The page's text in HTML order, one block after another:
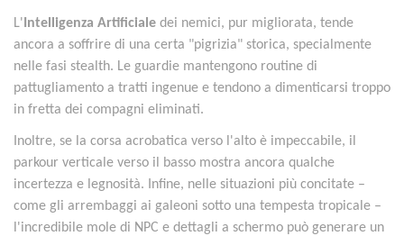
L' Intelligenza Artificiale dei nemici, pur migliorata, tende
ancora a soffrire di una certa "pigrizia" storica, specialmente
nelle fasi stealth. Le guardie mantengono routine di
pattugliamento a tratti ingenue e tendono a dimenticarsi troppo
in fretta dei compagni eliminati.
Inoltre, se la corsa acrobatica verso l'alto è impeccabile, il
parkour verticale verso il basso mostra ancora qualche
incertezza e legnosità. Infine, nelle situazioni più concitate –
come gli arrembaggi ai galeoni sotto una tempesta tropicale –
l'incredibile mole di NPC e dettagli a schermo può generare un